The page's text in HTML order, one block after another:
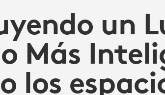
un
Más
los